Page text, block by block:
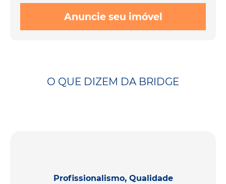
Anuncie seu imóvel
O QUE DIZEM DA BRIDGE
Profissionalismo, Qualidade